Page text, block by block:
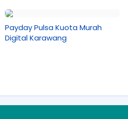
Payday Pulsa Kuota Murah
Digital Karawang